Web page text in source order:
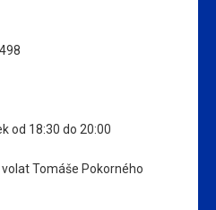
od 18:30 do 20:00
Tomáše Pokorného